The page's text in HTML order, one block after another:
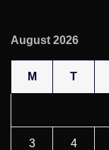
August 2026
M T
3 4